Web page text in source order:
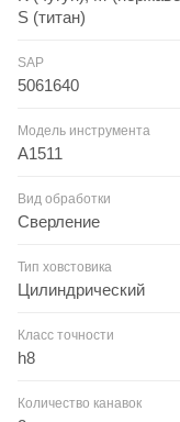
S (титан)
SAP
5061640
Модель инструмента
A1511
Вид обработки
Сверление
Тип ховстовика
Цилиндрический
Класс точности
h8
Количество канавок